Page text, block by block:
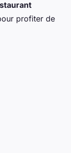
profiter de